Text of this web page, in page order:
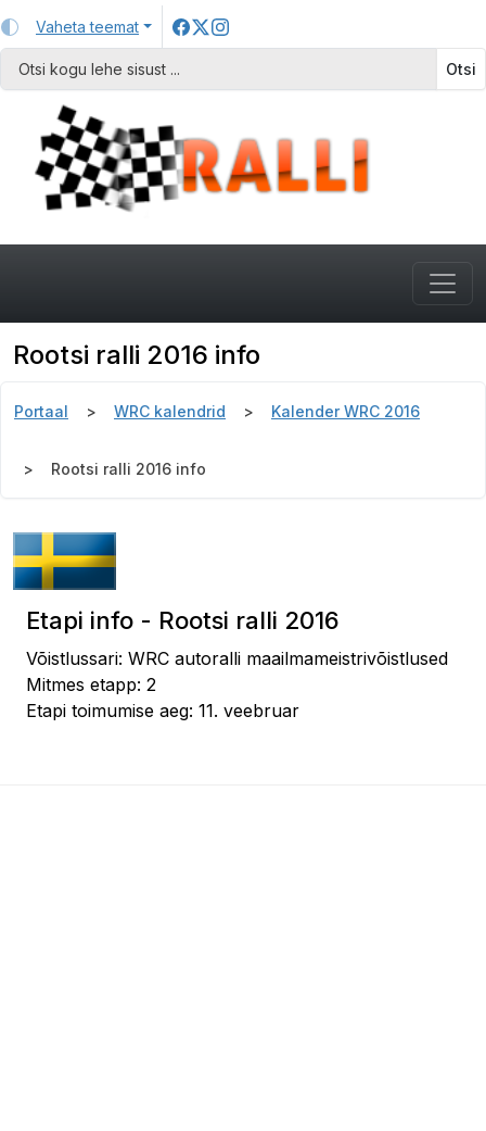
Vaheta teemat
Otsi
Rootsi ralli 2016 info
Portaal WRC kalendrid Kalender WRC 2016
Rootsi ralli 2016 info
Etapi info - Rootsi ralli 2016
Võistlussari: WRC autoralli maailmameistrivõistlused
Mitmes etapp: 2
Etapi toimumise aeg: 11. veebruar